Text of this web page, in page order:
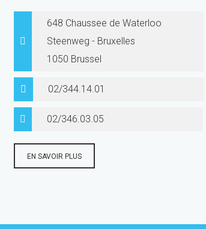
648 Chaussee de Waterloo
Steenweg - Bruxelles
1050 Brussel
02/344.14.01
02/346.03.05
EN SAVOIR PLUS